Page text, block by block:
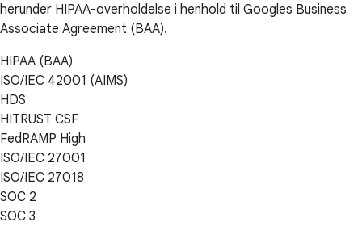
herunder HIPAA-overholdelse i henhold til Googles Business
Associate Agreement (BAA).
HIPAA (BAA)
ISO/IEC 42001 (AIMS)
HDS
HITRUST CSF
FedRAMP High
ISO/IEC 27001
ISO/IEC 27018
SOC 2
SOC 3